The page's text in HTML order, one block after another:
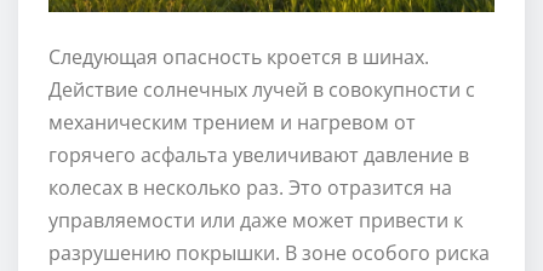
Следующая опасность кроется в шинах.
Действие солнечных лучей в совокупности с
механическим трением и нагревом от
горячего асфальта увеличивают давление в
колесах в несколько раз. Это отразится на
управляемости или даже может привести к
разрушению покрышки. В зоне особого риска